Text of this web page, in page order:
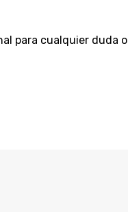
para cualquier duda o